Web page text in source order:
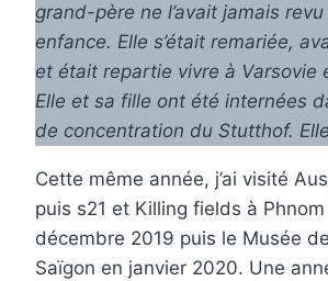
grand-père ne l’avait jamais
enfance. Elle s’était remariée,
et était repartie vivre à Varsovie
Elle et sa fille ont été internées
de concentration du Stutthof.
Cette même année, j’ai visité
puis s21 et Killing fields à
décembre 2019 puis le Musée
Saïgon en janvier 2020. Une